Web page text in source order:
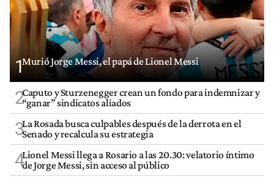
1Murió Jorge Messi, el papá de Lionel Messi
2Caputo y Sturzenegger crean un fondo para indemnizar y
“ganar” sindicatos aliados
3La Rosada busca culpables después de la derrota en el
Senado y recalcula su estrategia
4Lionel Messi llega a Rosario a las 20.30: velatorio íntimo
de Jorge Messi, sin acceso al público